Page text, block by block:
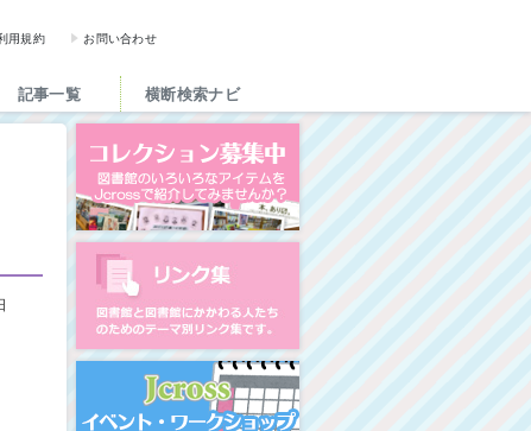
図書館にかかわる人た
用規約 お問い合わせ
記事一覧 横断検索ナビ
コレクション募集中
図書館リンク集
イベント・ワークショップ開